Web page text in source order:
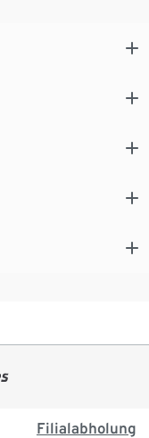
Filialabholung